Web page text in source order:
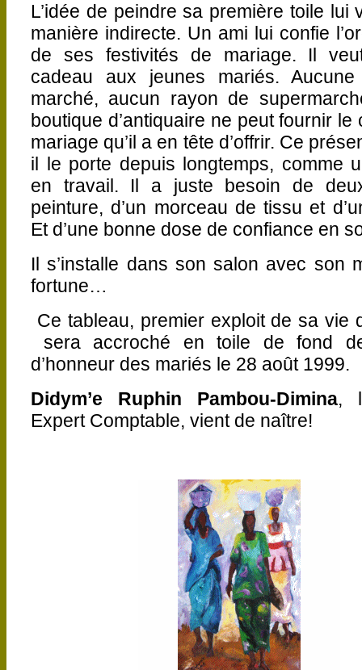
L’idée de peindre sa première toile lui
manière indirecte. Un ami lui confie
de ses festivités de mariage. Il
cadeau aux jeunes mariés.
marché, aucun rayon de
boutique d’antiquaire ne peut fournir le
mariage qu’il a en tête d’offrir. Ce
il le porte depuis longtemps, comme
en travail. Il a juste besoin de
peinture, d’un morceau de tissu et
Et d’une bonne dose de confiance en
Il s’installe dans son salon avec son
fortune…
Ce tableau, premier exploit de sa vie
sera accroché en toile de fond
d’honneur des mariés le 28 août 1999.
Didym’e Ruphin Pambou-Dimina,
Expert Comptable, vient de naître!